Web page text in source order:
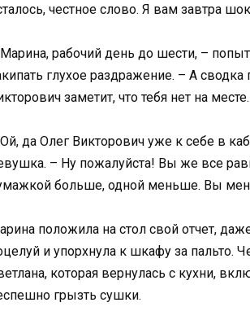
честное слово. Я вам завтра
рабочий день до шести, –
глухое раздражение. – А сводка
заметит, что тебя нет на
да Олег Викторович уже к себе в
– Ну пожалуйста! Вы же все
больше, одной меньше. Вы
положила на стол свой отчет,
и упорхнула к шкафу за пальто.
которая вернулась с кухни,
грызть сушки.